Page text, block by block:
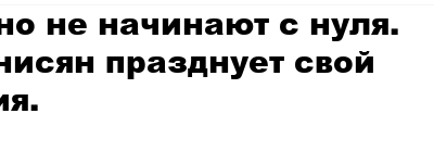
не начинают с нуля.
празднует свой